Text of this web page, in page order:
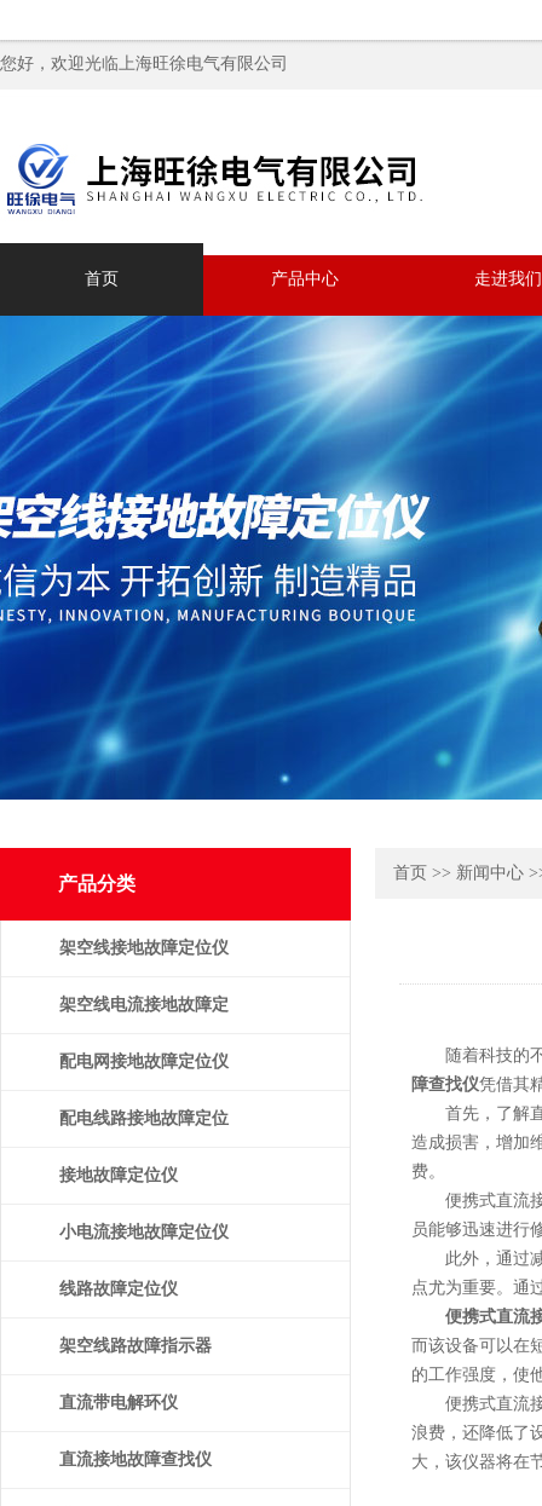
您好，欢迎光临上海旺徐电气有限公司
首页 产品中心 走进我们
产品分类
架空线接地故障定位仪
架空线电流接地故障定
位仪
配电网接地故障定位仪
配电线路接地故障定位
仪
接地故障定位仪
小电流接地故障定位仪
线路故障定位仪
架空线路故障指示器
直流带电解环仪
直流接地故障查找仪
首页 >> 新闻中心
随着科技的不
障查找仪凭借其
首先，了解直
造成损害，增加
费。
便携式直流接
员能够迅速进行
此外，通过减
点尤为重要。通
便携式直流
而该设备可以在
的工作强度，使
便携式直流接
浪费，还降低了
大，该仪器将在